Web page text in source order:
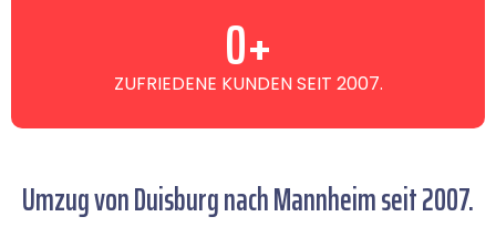
ZUFRIEDENE KUNDEN SEIT 2007.
0+
Umzug von Duisburg nach Mannheim seit 2007.